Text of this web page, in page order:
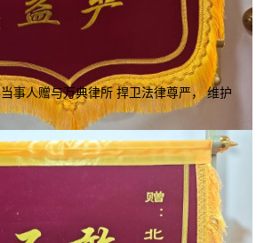
事人赠与万典律所 捍卫法律尊严， 维护